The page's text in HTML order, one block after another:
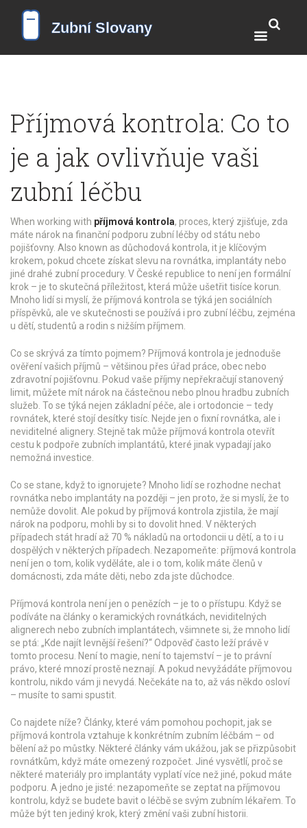
Příjmová kontrola: Co to
je a jak ovlivňuje vaši
zubní léčbu
When working with příjmová kontrola, proces, který zjišťuje, zda
máte nárok na finanční podporu zubní léčby od státu nebo
pojišťovny. Also known as důchodová kontrola, itje klíčovým
krokem, pokud chcete získat slevu na rovnátka, implantáty nebo
jiné drahé zubní procedury. V České republice to není jen formální
krok – je to skutečná příležitost, která může ušetřit tisíce korun.
Mnoho lidí si myslí, že příjmová kontrola se týká jen sociálních
příspěvků, ale ve skutečnosti se používá i pro zubní léčbu, zejména
u dětí, studentů a rodin s nižším příjmem.
Co se skrývá za tímto pojmem? Příjmová kontrola je jednoduše
ověření vašich příjmů – většinou přes úřad práce, obec nebo
zdravotní pojišťovnu. Pokud vaše příjmy nepřekračují stanovený
limit, můžete mít nárok na částečnou nebo plnou hradbu zubních
služeb. To se týká nejen základní péče, ale i ortodoncie – tedy
rovnátek, které stojí desítky tisíc. Nejde jen o fixní rovnátka, ale i
neviditelné alignery. Stejně tak může příjmová kontrola otevřít
cestu k podpoře zubních implantátů, které jinak vypadají jako
nemožná investice.
Co se stane, když to ignorujete? Mnoho lidí se rozhodne nechat
rovnátka nebo implantáty na později – jen proto, že si myslí, že to
nemůže dovolit. Ale pokud by příjmová kontrola zjistila, že mají
nárok na podporu, mohli by si to dovolit hned. V některých
případech stát hradí až 70 % nákladů na ortodoncii u dětí, a to i u
dospělých v některých případech. Nezapomeňte: příjmová kontrola
není jen o tom, kolik vyděláte, ale i o tom, kolik máte členů v
domácnosti, zda máte děti, nebo zda jste důchodce.
Příjmová kontrola není jen o penězích – je to o přístupu. Když se
podíváte na články o keramických rovnátkách, neviditelných
alignerech nebo zubních implantátech, všimnete si, že mnoho lidí
se ptá: „Kde najít levnější řešení?“ Odpověď často leží právě v
tomto procesu. Není to magie, není to tajemství – je to právní
právo, které mnozí prostě neznají. A pokud nevyžádáte příjmovou
kontrolu, nikdo vám ji nevydá. Nečekáte na to, až vás někdo osloví
– musíte to sami spustit.
Co najdete níže? Články, které vám pomohou pochopit, jak se
příjmová kontrola vztahuje k konkrétním zubním léčbám – od
bělení až po můstky. Některé články vám ukážou, jak se přizpůsobit
rovnátkům, když máte omezený rozpočet. Jiné vysvětlí, proč se
některé materiály pro implantáty vyplatí více než jiné, pokud máte
podporu. A jedno je jisté: nezapomeňte se zeptat na příjmovou
kontrolu, když se budete bavit o léčbě se svým zubním lékařem. To
může být ten jediný krok, který změní vaši zubní historii.